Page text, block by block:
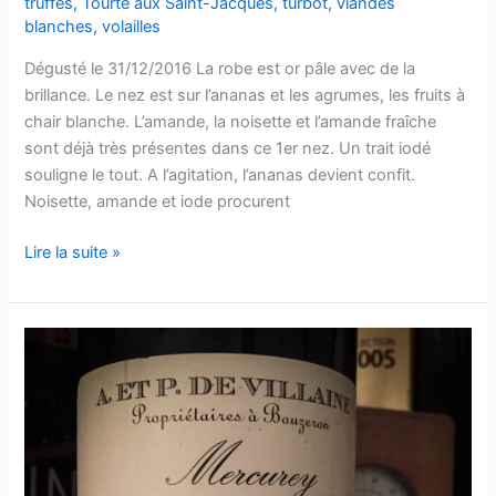
blanches,volailles
Dégusté le 31/12/2016 La robe est or pâle avec de la
brillance. Le nez est sur l’ananas et les agrumes, les fruits à
chair blanche. L’amande, la noisette et l’amande fraîche
sont déjà très présentes dans ce 1er nez. Un trait iodé
souligne le tout. A l’agitation, l’ananas devient confit.
Noisette, amande et iode procurent
Bourgogne
d’Auxerre
–
Domaine
2009
Lire la suite »